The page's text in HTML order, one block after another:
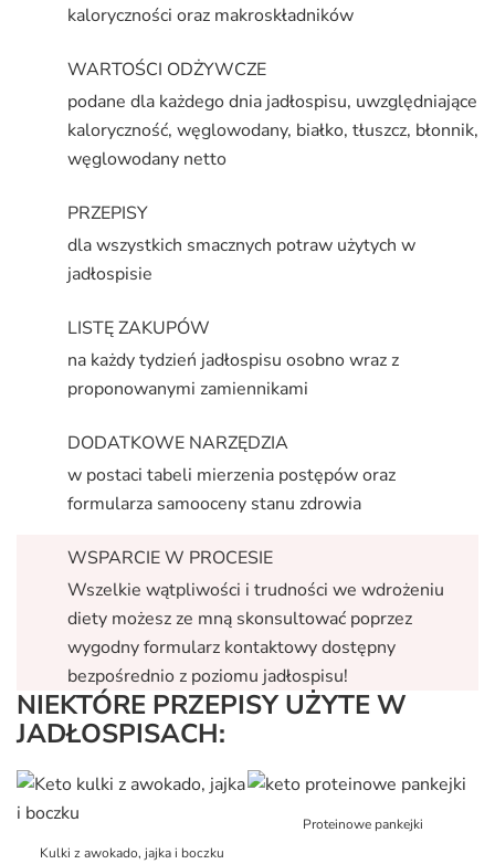
kaloryczności oraz makroskładników
WARTOŚCI ODŻYWCZE
podane dla każdego dnia jadłospisu, uwzględniające
kaloryczność, węglowodany, białko, tłuszcz, błonnik,
węglowodany netto
PRZEPISY
dla wszystkich smacznych potraw użytych w
jadłospisie
LISTĘ ZAKUPÓW
na każdy tydzień jadłospisu osobno wraz z
proponowanymi zamiennikami
DODATKOWE NARZĘDZIA
w postaci tabeli mierzenia postępów oraz
formularza samooceny stanu zdrowia
WSPARCIE W PROCESIE
Wszelkie wątpliwości i trudności we wdrożeniu
diety możesz ze mną skonsultować poprzez
wygodny formularz kontaktowy dostępny
bezpośrednio z poziomu jadłospisu!
NIEKTÓRE PRZEPISY UŻYTE W
JADŁOSPISACH:
Kulki z awokado, jajka i boczku
Proteinowe pankejki